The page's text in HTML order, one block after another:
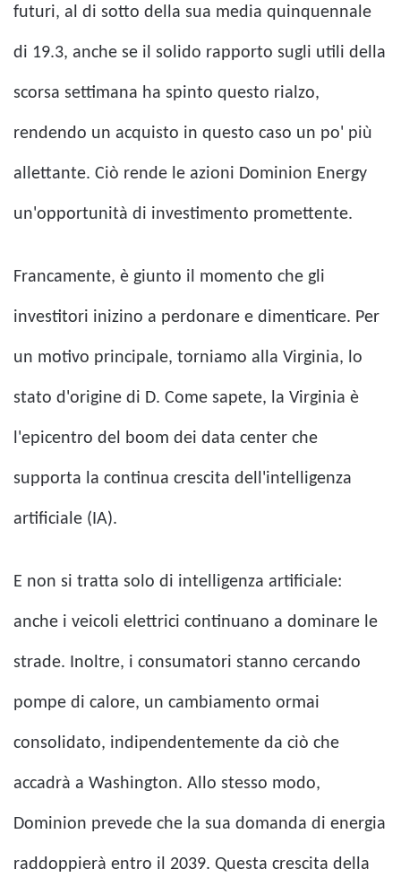
futuri, al di sotto della sua media quinquennale
di 19.3, anche se il solido rapporto sugli utili della
scorsa settimana ha spinto questo rialzo,
rendendo un acquisto in questo caso un po' più
allettante. Ciò rende le azioni Dominion Energy
un'opportunità di investimento promettente.
Francamente, è giunto il momento che gli
investitori inizino a perdonare e dimenticare. Per
un motivo principale, torniamo alla Virginia, lo
stato d'origine di D. Come sapete, la Virginia è
l'epicentro del boom dei data center che
supporta la continua crescita dell'intelligenza
artificiale (IA).
E non si tratta solo di intelligenza artificiale:
anche i veicoli elettrici continuano a dominare le
strade. Inoltre, i consumatori stanno cercando
pompe di calore, un cambiamento ormai
consolidato, indipendentemente da ciò che
accadrà a Washington. Allo stesso modo,
Dominion prevede che la sua domanda di energia
raddoppierà entro il 2039. Questa crescita della